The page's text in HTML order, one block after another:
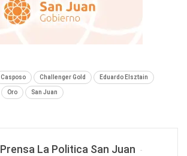
Casposo Challenger Gold Eduardo Elsztain
Oro San Juan
Prensa La Politica San Juan